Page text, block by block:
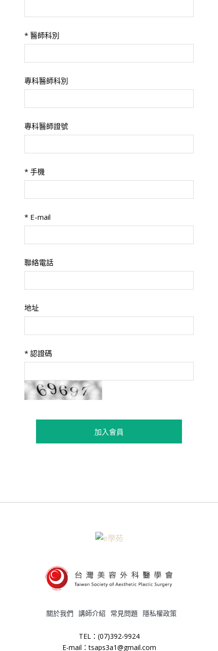
* 醫師科別
專科醫師科別
專科醫師證號
* 手機
* E-mail
聯絡電話
地址
* 認證碼
TEL：(07)392-9924
E-mail：tsaps3a1@gmail.com
關於我們 講師介紹 常見問題 隱私權政策